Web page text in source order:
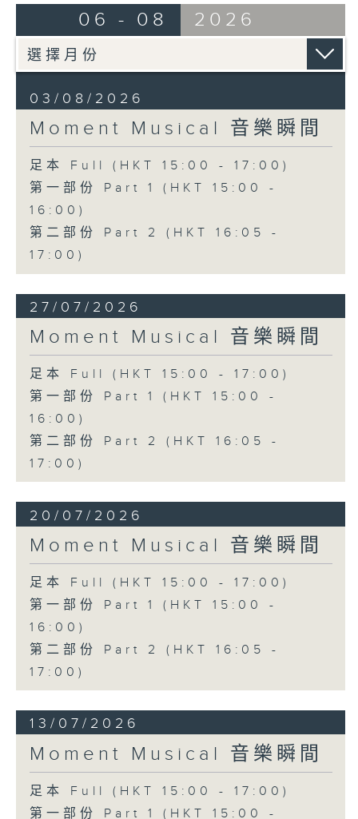
06 - 08 2026
03/08/2026
Moment Musical 音樂瞬間
足本 Full (HKT 15:00 - 17:00)
第一部份 Part 1 (HKT 15:00 -
16:00)
第二部份 Part 2 (HKT 16:05 -
17:00)
27/07/2026
Moment Musical 音樂瞬間
足本 Full (HKT 15:00 - 17:00)
第一部份 Part 1 (HKT 15:00 -
16:00)
第二部份 Part 2 (HKT 16:05 -
17:00)
20/07/2026
Moment Musical 音樂瞬間
足本 Full (HKT 15:00 - 17:00)
第一部份 Part 1 (HKT 15:00 -
16:00)
第二部份 Part 2 (HKT 16:05 -
17:00)
13/07/2026
Moment Musical 音樂瞬間
足本 Full (HKT 15:00 - 17:00)
第一部份 Part 1 (HKT 15:00 -